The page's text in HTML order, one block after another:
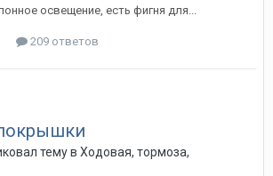
освещение, есть фигня для...
209 ответов
тему в Ходовая, тормоза,